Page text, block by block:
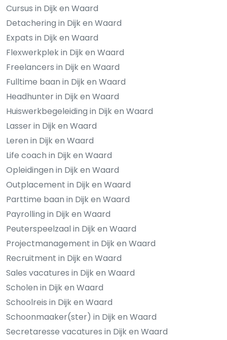
Cursus in Dijk en Waard
Detachering in Dijk en Waard
Expats in Dijk en Waard
Flexwerkplek in Dijk en Waard
Freelancers in Dijk en Waard
Fulltime baan in Dijk en Waard
Headhunter in Dijk en Waard
Huiswerkbegeleiding in Dijk en Waard
Lasser in Dijk en Waard
Leren in Dijk en Waard
Life coach in Dijk en Waard
Opleidingen in Dijk en Waard
Outplacement in Dijk en Waard
Parttime baan in Dijk en Waard
Payrolling in Dijk en Waard
Peuterspeelzaal in Dijk en Waard
Projectmanagement in Dijk en Waard
Recruitment in Dijk en Waard
Sales vacatures in Dijk en Waard
Scholen in Dijk en Waard
Schoolreis in Dijk en Waard
Schoonmaaker(ster) in Dijk en Waard
Secretaresse vacatures in Dijk en Waard